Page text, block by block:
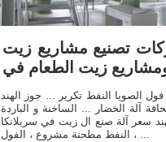
تصنيع مشاريع زيت
فول الصويا النفط تكرير ... جوز الهند
آلة الخضار ... الساخنة و الباردة
سعر آلة صنع ال زيت في سريلانكا
، النفط مطحنة مشروع ، الفول ...